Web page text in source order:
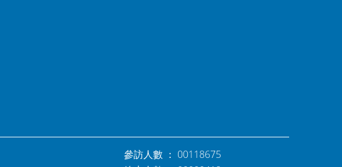
參訪人數 ： 00118675